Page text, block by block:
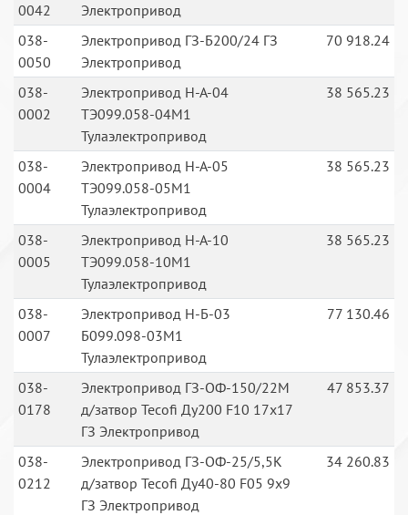
0042
Электропривод
038-
0050
Электропривод ГЗ-Б200/24 ГЗ
Электропривод
70 918.24
038-
0002
Электропривод Н-А-04
ТЭ099.058-04М1
Тулаэлектропривод
38 565.23
038-
0004
Электропривод Н-А-05
ТЭ099.058-05М1
Тулаэлектропривод
38 565.23
038-
0005
Электропривод Н-А-10
ТЭ099.058-10М1
Тулаэлектропривод
38 565.23
038-
0007
Электропривод Н-Б-03
Б099.098-03М1
Тулаэлектропривод
77 130.46
038-
0178
Электропривод ГЗ-ОФ-150/22M
д/затвор Tecofi Ду200 F10 17х17
ГЗ Электропривод
47 853.37
038-
0212
Электропривод ГЗ-ОФ-25/5,5К
д/затвор Tecofi Ду40-80 F05 9x9
ГЗ Электропривод
34 260.83